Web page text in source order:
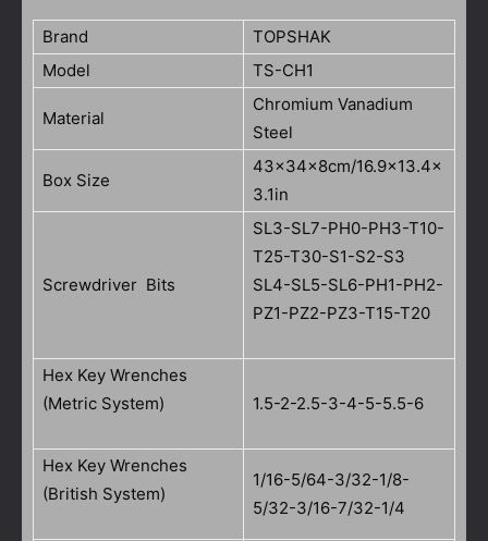
Brand
TOPSHAK
Model
TS-CH1
Material
Chromium Vanadium
Steel
Box Size
43x34x8cm/16.9×13.4×
3.1in
Screwdriver Bits
SL3-SL7-PH0-PH3-T10-
T25-T30-S1-S2-S3
SL4-SL5-SL6-PH1-PH2-
PZ1-PZ2-PZ3-T15-T20
Hex Key Wrenches
(Metric System)
1.5-2-2.5-3-4-5-5.5-6
Hex Key Wrenches
(British System)
1/16-5/64-3/32-1/8-
5/32-3/16-7/32-1/4